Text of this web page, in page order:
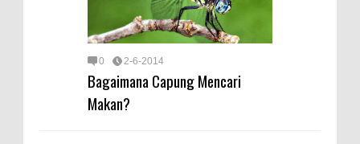
0 2-6-2014
Bagaimana Capung Mencari
Makan?